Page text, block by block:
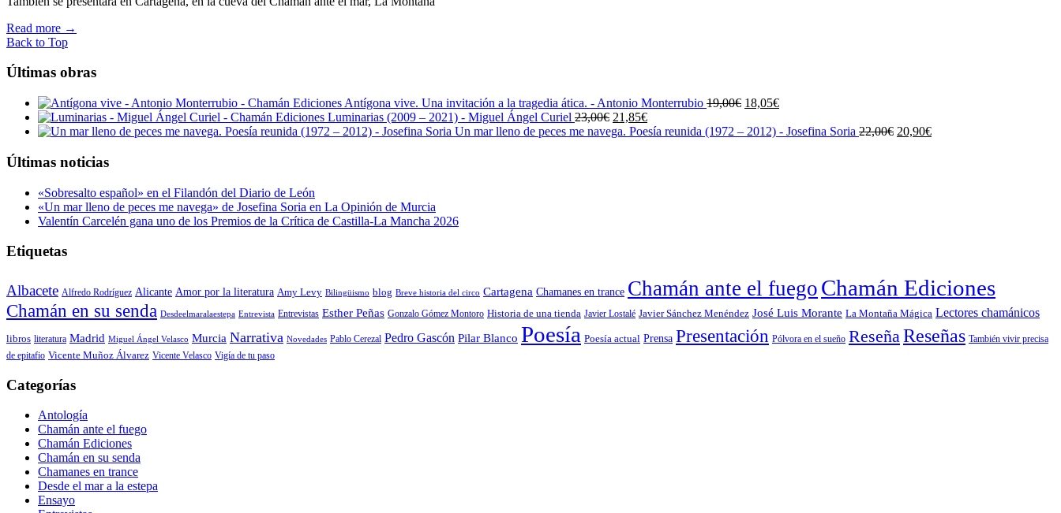
Read more →
Back to Top
Últimas obras
Antígona vive. Una invitación a la tragedia ática. - Antonio Monterrubio 19,00€ El
original
18,05€El
actual
Luminarias (2009 – 2021) - Miguel Ángel Curiel 23,00€ El
precio
21,85€El
precio
Un mar lleno de peces me navega. Poesía reunida (1972 – 2012) - Josefina Soria 22,00€ El
20,90€El
Últimas noticias
«Sobresalto español» en el Filandón del Diario de León
«Un mar lleno de peces me navega» de Josefina Soria en La Opinión de Murcia
Valentín Carcelén gana uno de los Premios de la Crítica de Castilla-La Mancha 2026
Etiquetas
Albacete Alfredo Rodríguez Alicante Amor por la literatura Amy Levy Bilingüismo blog Breve historia del circo Cartagena Chamanes en trance Chamán ante el fuego Chamán Ediciones
Chamán en su senda Desdeelmaralaestepa Entrevista Entrevistas Esther Peñas Gonzalo Gómez Montoro Historia de una tienda Javier Lostalé Javier Sánchez Menéndez José Luis Morante La Montaña Mágica Lectores chamánicos
libros literatura Madrid Miguel Ángel Velasco Murcia Narrativa Novedades Pablo Cerezal Pedro Gascón Pilar Blanco Poesía Poesía actual Prensa Presentación Pólvora en el sueño Reseña Reseñas También vivir precisa
de epitafio Vicente Muñoz Álvarez Vicente Velasco Vigía de tu paso
Categorías
Antología
Chamán ante el fuego
Chamán Ediciones
Chamán en su senda
Chamanes en trance
Desde el mar a la estepa
Ensayo